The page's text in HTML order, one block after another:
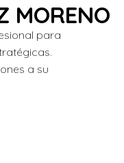
MORENO
para
a su